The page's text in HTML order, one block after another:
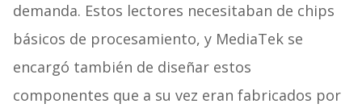
demanda. Estos lectores necesitaban de chips
básicos de procesamiento, y MediaTek se
encargó también de diseñar estos
componentes que a su vez eran fabricados por